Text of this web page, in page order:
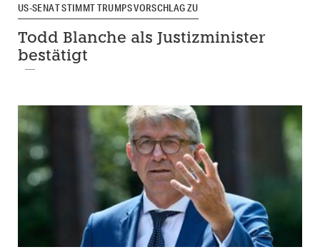
US-SENAT STIMMT TRUMPS VORSCHLAG ZU
Todd Blanche als Justizminister
bestätigt